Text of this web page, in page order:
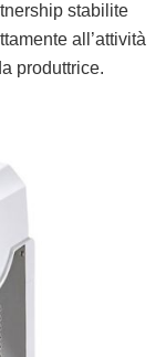
stabilite
all’attività
produttrice.